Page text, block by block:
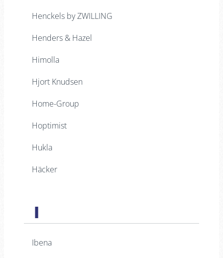
Henckels by ZWILLING
Henders & Hazel
Himolla
Hjort Knudsen
Home-Group
Hoptimist
Hukla
Häcker
I
Ibena